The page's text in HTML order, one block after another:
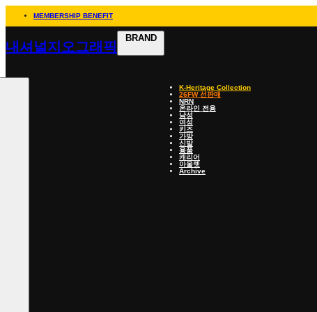
MEMBERSHIP BENEFIT
내셔널지오그래픽
BRAND
K-Heritage Collection
26FW 선판매
NRN
온라인 전용
남성
여성
키즈
가방
신발
용품
캐리어
아울렛
Archive